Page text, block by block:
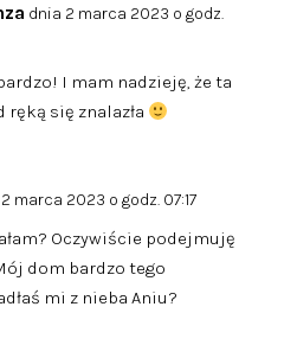
dnia 2 marca 2023 o godz.
I mam nadzieję, że ta
ręką się znalazła
marca 2023 o godz. 07:17
Oczywiście podejmuję
dom bardzo tego
mi z nieba Aniu?